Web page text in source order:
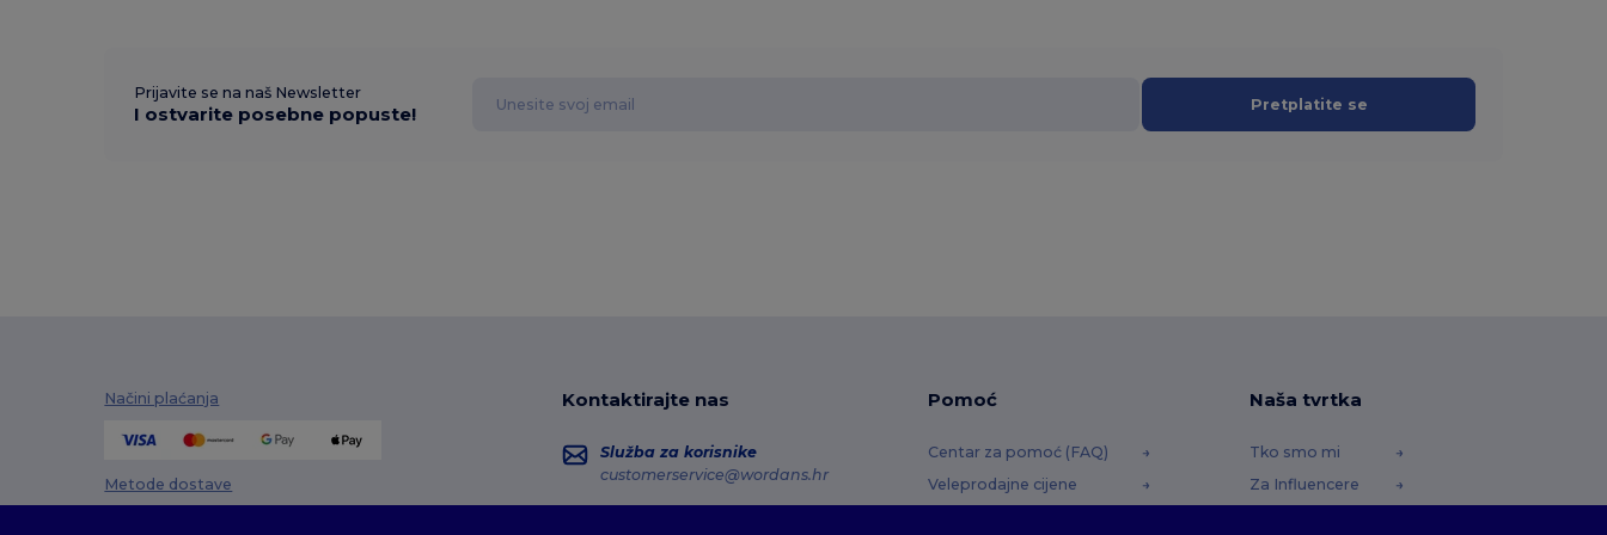
Prijavite se na naš Newsletter
I ostvarite posebne popuste! Pretplatite se
Načini plaćanja
Metode dostave
Kontaktirajte nas
Služba za korisnike
customerservice@wordans.hr
Pomoć
Centar za pomoć (FAQ)
Veleprodajne cijene
Naša tvrtka
Tko smo mi
Za Influencere